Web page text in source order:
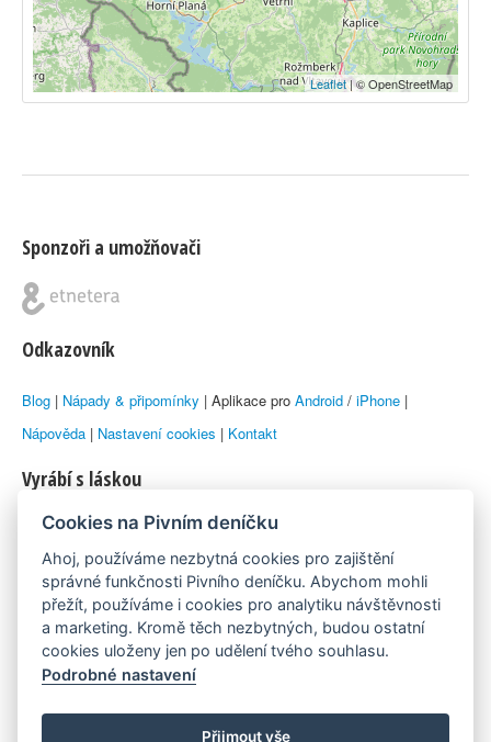
Leaflet| © OpenStreetMap
Sponzoři a umožňovači
Odkazovník
Blog | Nápady & připomínky | Aplikace pro Android / iPhone |
Nápověda | Nastavení cookies | Kontakt
Vyrábí s láskou
© 2010–2026 byLukáš Zemanaka Emka
Máme rádi
Pivní.info
Poznámka pod čarou
Pivní deníček je nezávislý zdroj, který není spjat s žádným
Cookies na Pivním deníčku
Ahoj, používáme nezbytná cookies pro zajištění
správné funkčnosti Pivního deníčku. Abychom mohli
přežít, používáme i cookies pro analytiku návštěvnosti
a marketing. Kromě těch nezbytných, budou ostatní
cookies uloženy jen po udělení tvého souhlasu.
Podrobné nastavení
Přijmout vše